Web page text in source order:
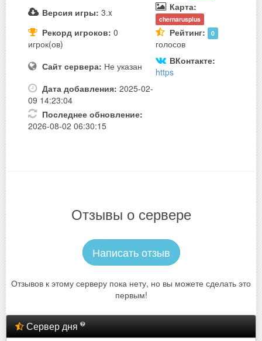
Версия игры: 3.x Карта:
chernarusplus
Рекорд игроков: 0
игрок(ов)
Рейтинг: 0
голосов
Сайт сервера: Не указан
ВКонтакте:
https
Дата добавления: 2025-02-
09 14:23:04
Последнее обновление:
2026-08-02 06:30:15
Отзывы о сервере
Написать отзыв
Отзывов к этому серверу пока нету, но вы можете сделать это
первым!
Сервер дня